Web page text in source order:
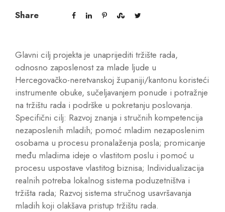
Share
Glavni cilj projekta je unaprijediti tržište rada,
odnosno zaposlenost za mlade ljude u
Hercegovačko-neretvanskoj županiji/kantonu koristeći
instrumente obuke, sučeljavanjem ponude i potražnje
na tržištu rada i podrške u pokretanju poslovanja.
Specifični cilj: Razvoj znanja i stručnih kompetencija
nezaposlenih mladih; pomoć mladim nezaposlenim
osobama u procesu pronalaženja posla; promicanje
među mladima ideje o vlastitom poslu i pomoć u
procesu uspostave vlastitog biznisa; Individualizacija
realnih potreba lokalnog sistema poduzetništva i
tržišta rada; Razvoj sistema stručnog usavršavanja
mladih koji olakšava pristup tržištu rada.